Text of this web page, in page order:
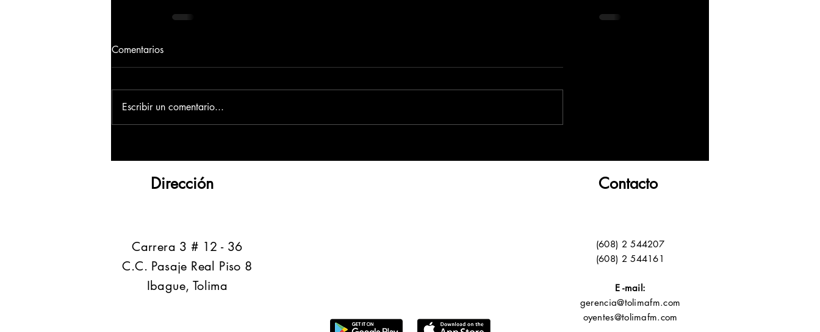
Comentarios
Escribir un comentario...
Dirección
​Carrera 3 # 12 - 36
C.C. Pasaje Real Piso 8
Ibague, Tolima
Contacto
(608) 2 544207
(608) 2 544161
E -mail:
gerencia@tolimafm.com
oyentes@tolimafm.com